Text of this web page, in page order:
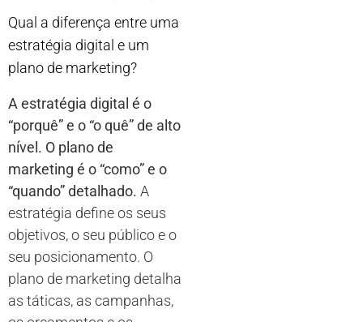
Qual a diferença entre uma
estratégia digital e um
plano de marketing?
A estratégia digital é o
“porquê” e o “o quê” de alto
nível. O plano de
marketing é o “como” e o
“quando” detalhado. A
estratégia define os seus
objetivos, o seu público e o
seu posicionamento. O
plano de marketing detalha
as táticas, as campanhas,